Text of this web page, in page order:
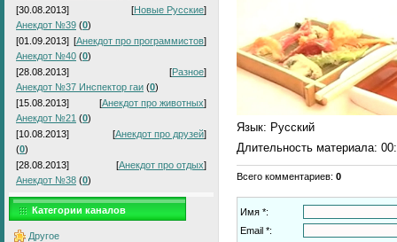
[30.08.2013]
[Новые Русские]
Анекдот №39 (0)
[01.09.2013] [Анекдот про программистов]
Анекдот №40 (0)
[28.08.2013]
[Разное]
Анекдот №37 Инспектор гаи (0)
[15.08.2013]
[Анекдот про животных]
Анекдот №21 (0)
[10.08.2013]
[Анекдот про друзей]
(0)
[28.08.2013]
[Анекдот про отдых]
Анекдот №38 (0)
Категории каналов
Другое
Язык: Русский
Длительность материала:
Всего комментариев: 0
Имя *:
Email *: